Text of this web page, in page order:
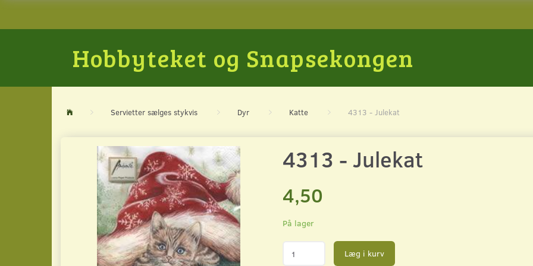
Hobbyteket og Snapsekongen
Servietter sælges stykvis Dyr Katte 4313 - Julekat
4313 - Julekat
4,50
På lager
Læg i kurv